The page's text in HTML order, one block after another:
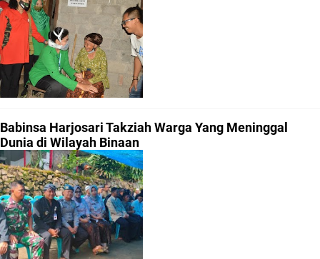
Babinsa Harjosari Takziah Warga Yang Meninggal
Dunia di Wilayah Binaan